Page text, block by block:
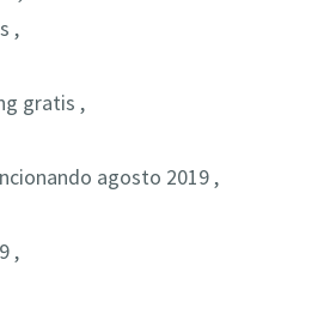
,
gratis ,
agosto 2019 ,
,